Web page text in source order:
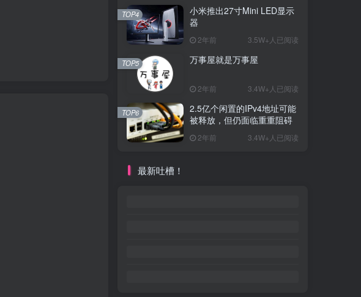
小米推出27寸Mini LED显示
器
2年前 3.5W+人已阅读
TOP4
万事屋就是万事屋
2年前 3.4W+人已阅读
TOP5
2.5亿个闲置的IPv4地址可能
被释放，但仍面临重重阻碍
2年前 3.4W+人已阅读
TOP6
最新吐槽！